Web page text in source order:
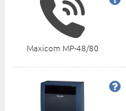
Maxicom MP-48/80